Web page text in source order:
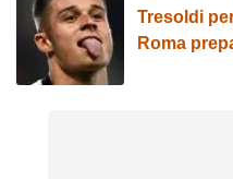
Tresoldi
Roma